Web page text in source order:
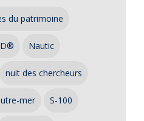
du patrimoine
Nautic
nuit des chercheurs
mer S-100